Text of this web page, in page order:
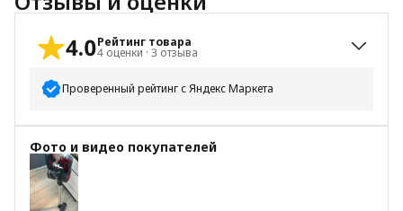
4.0Рейтинг товара
4 оценки · 3 отзыва
Проверенный рейтинг с Яндекс Маркета
5 звёзд
2
4 звезды
3 звезды
2 звезды
Фото и видео покупателей